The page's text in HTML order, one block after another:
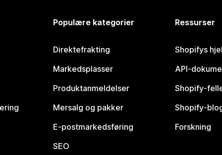
Populære kategorier
Direktefrakting
Markedsplasser
Produktanmeldelser
Mersalg og pakker
E-postmarkedsføring
SEO
Ressurser
Shopifys
API-
Shopify-
Shopify-
Forskning